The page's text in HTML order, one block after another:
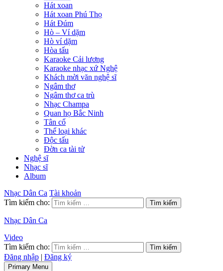
Hát xoan
Hát xoan Phú Thọ
Hát Đúm
Hò – Ví dặm
Hò ví dặm
Hòa tấu
Karaoke Cải lương
Karaoke nhạc xứ Nghệ
Khách mời văn nghệ sĩ
Ngâm thơ
Ngâm thơ ca trù
Nhạc Champa
Quan họ Bắc Ninh
Tân cổ
Thể loại khác
Độc tấu
Đờn ca tài tử
Nghệ sĩ
Nhạc sĩ
Album
Nhạc Dân Ca Tài khoản
Tìm kiếm cho:
Nhạc Dân Ca
Video
Tìm kiếm cho:
Đăng nhập | Đăng ký
Primary Menu